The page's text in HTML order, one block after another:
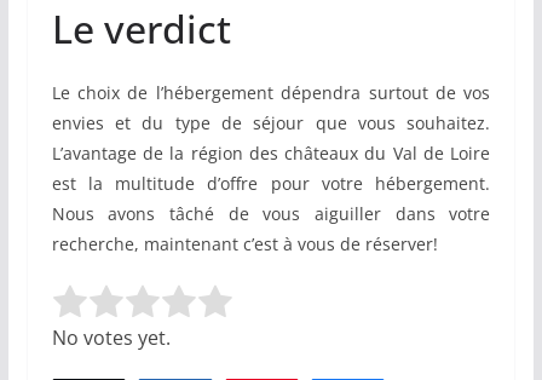
Le verdict
Le choix de l’hébergement dépendra surtout de vos
envies et du type de séjour que vous souhaitez.
L’avantage de la région des châteaux du Val de Loire
est la multitude d’offre pour votre hébergement.
Nous avons tâché de vous aiguiller dans votre
recherche, maintenant c’est à vous de réserver!
Rate this item:
No votes yet.